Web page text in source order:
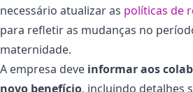
necessário atualizar as políticas de
para refletir as mudanças no
maternidade.
A empresa deve informar aos
novo benefício, incluindo detalhes